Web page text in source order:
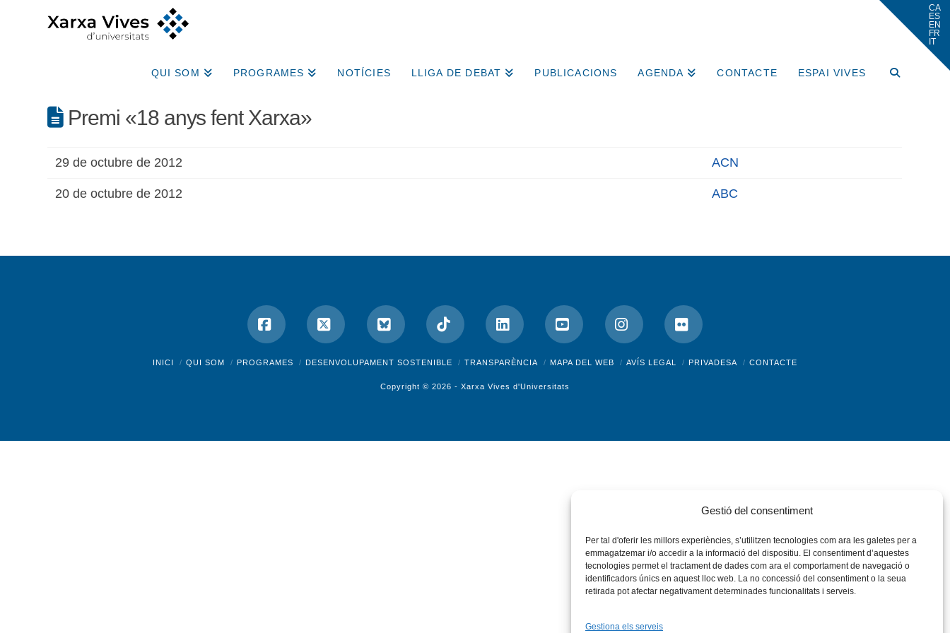
Gestió del consentiment
Per tal d'oferir les millors experiències, s’utilitzen tecnologies com ara les galetes per a
emmagatzemar i/o accedir a la informació del dispositiu. El consentiment d’aquestes
tecnologies permet el tractament de dades com ara el comportament de navegació o
identificadors únics en aquest lloc web. La no concessió del consentiment o la seua
retirada pot afectar negativament determinades funcionalitats i serveis.
Gestiona els serveis
QUI SOM PROGRAMES NOTÍCIES LLIGA DE DEBAT PUBLICACIONS AGENDA CONTACTE ESPAI VIVES
Premi «18 anys fent Xarxa»
29 de octubre de 2012 ACN
20 de octubre de 2012 ABC
Facebook
X Bluesky Tiktok LinkedInYouTube InstagramFlickr
INICI QUI SOM PROGRAMES DESENVOLUPAMENT SOSTENIBLE TRANSPARÈNCIA MAPA DEL WEB AVÍS LEGAL PRIVADESA CONTACTE
Copyright © 2026 - Xarxa Vives d'Universitats